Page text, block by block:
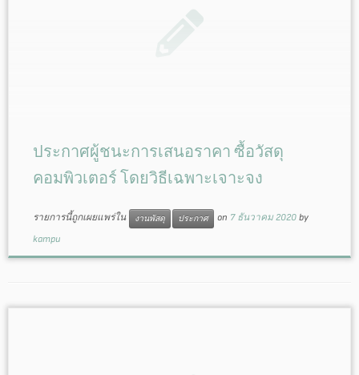
ประกาศผู้ชนะการเสนอราคา ซื้อวัสดุ
คอมพิวเตอร์ โดยวิธีเฉพาะเจาะจง
รายการนี้ถูกเผยแพร่ใน งานพัสดุ ประกาศ on 7 ธันวาคม 2020 by
kampu